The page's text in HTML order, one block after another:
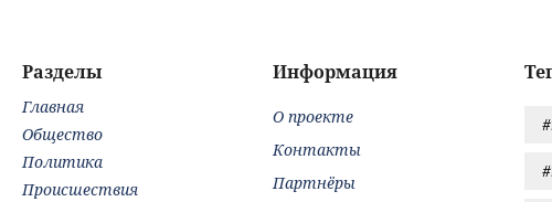
Разделы
Главная
Общество
Политика
Происшествия
Информация
О проекте
Контакты
Партнёры